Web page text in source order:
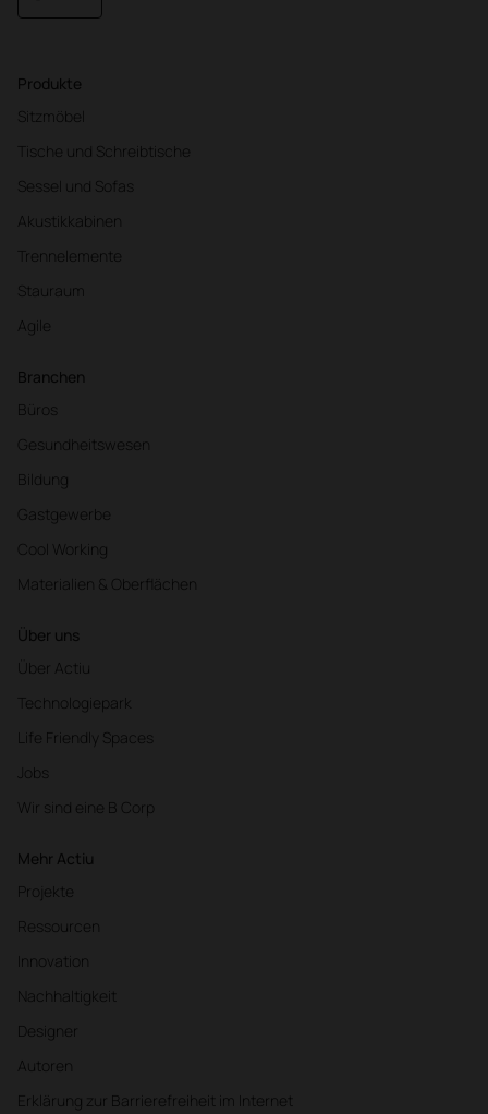
Produkte
Sitzmöbel
Tische und Schreibtische
Sessel und Sofas
Akustikkabinen
Trennelemente
Stauraum
Agile
Branchen
Büros
Gesundheitswesen
Bildung
Gastgewerbe
Cool Working
Materialien & Oberflächen
Über uns
Über Actiu
Technologiepark
Life Friendly Spaces
Jobs
Wir sind eine B Corp
Mehr Actiu
Projekte
Ressourcen
Innovation
Nachhaltigkeit
Designer
Autoren
Erklärung zur Barrierefreiheit im Internet